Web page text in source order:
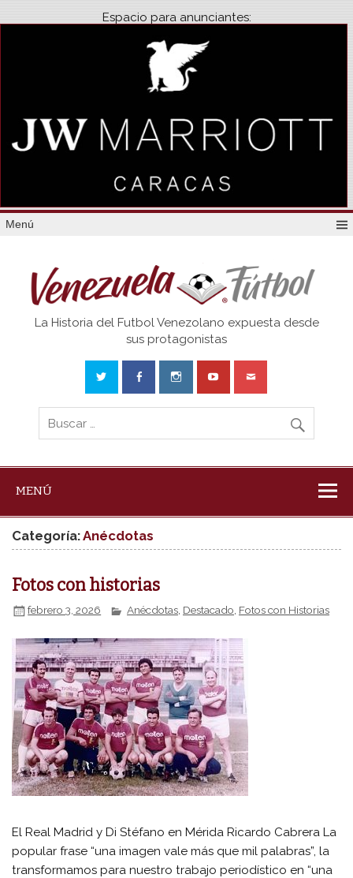
Espacio para anunciantes:
Menú
Venezuela
La Historia del Futbol Venezolano expuesta desde
sus protagonistas
MENÚ
Categoría:Anécdotas
Fotos con historias
febrero 3, 2026 Anécdotas, Destacado, Fotos con Historias
El Real Madrid y Di Stéfano en Mérida Ricardo Cabrera La
popular frase “una imagen vale más que mil palabras”, la
transformamos para nuestro trabajo periodístico en “una